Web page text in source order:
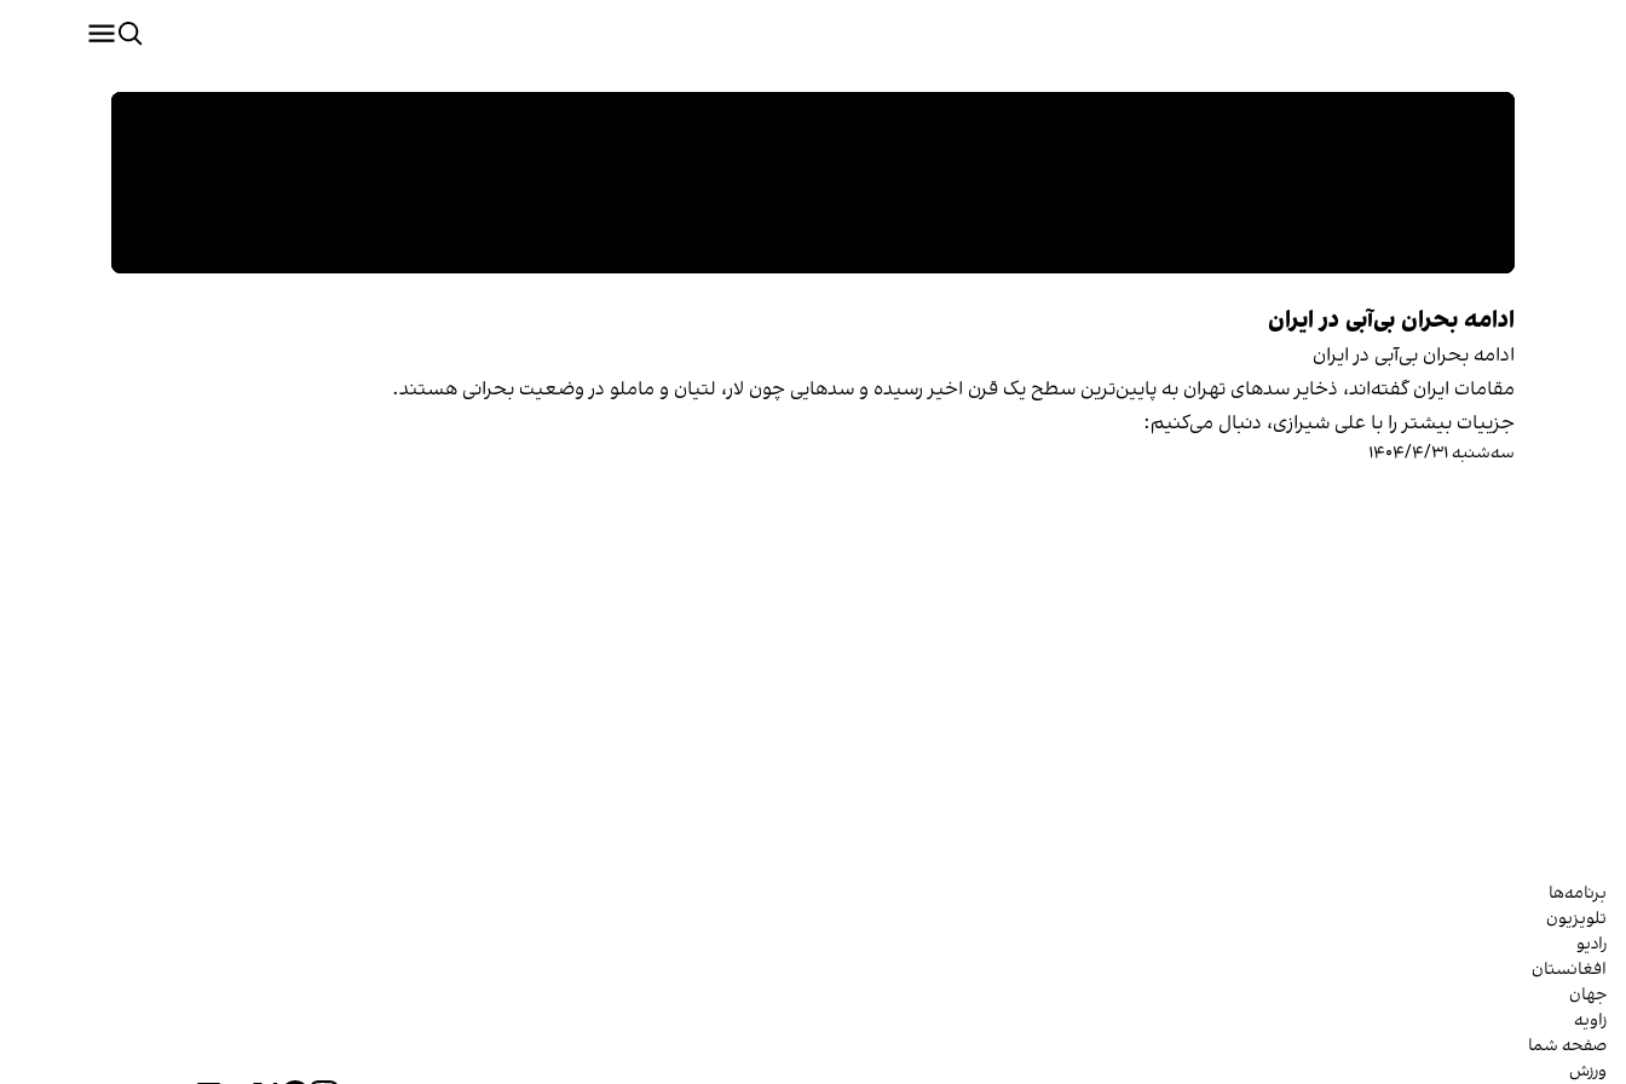
ادامه بحران بی‌آبی در ایران
ادامه بحران بی‌آبی در ایران
مقامات ایران گفته‌اند، ذخایر سدهای تهران به پایین‌ترین سطح یک قرن اخیر رسیده و سدهایی چون لار، لتیان و ماملو در وضعیت بحرانی هستند.
جزییات بیشتر را با علی شیرازی، دنبال می‌کنیم:
سه‌شنبه ۱۴۰۴/۴/۳۱
برنامه‌ها
تلویزیون
رادیو
افغانستان
جهان
زاویه
صفحه شما
ورزش